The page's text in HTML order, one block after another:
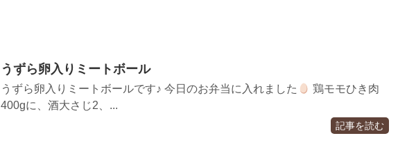
うずら卵入りミートボール
うずら卵入りミートボールです♪ 今日のお弁当に入れました
鶏モモひき肉
400gに、酒大さじ2、...
記事を読む